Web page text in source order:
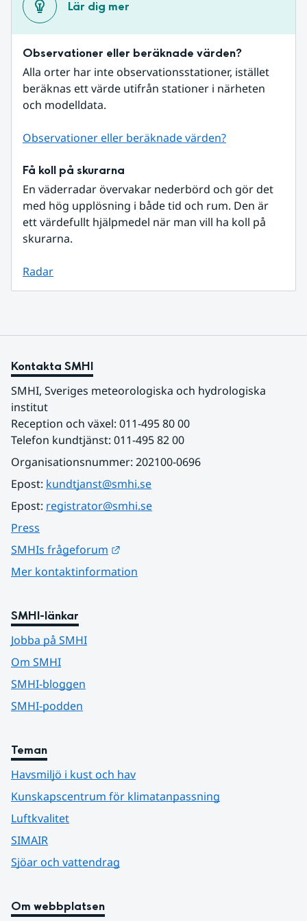
Lär dig mer
Observationer eller beräknade värden?
Alla orter har inte observationsstationer, istället
beräknas ett värde utifrån stationer i närheten
och modelldata.
Observationer eller beräknade värden?
Få koll på skurarna
En väderradar övervakar nederbörd och gör det
med hög upplösning i både tid och rum. Den är
ett värdefullt hjälpmedel när man vill ha koll på
skurarna.
Radar
Kontakta SMHI
SMHI, Sveriges meteorologiska och hydrologiska
institut
Reception och växel: 011-495 80 00
Telefon kundtjänst: 011-495 82 00
Organisationsnummer: 202100-0696
Epost: kundtjanst@smhi.se
Epost: registrator@smhi.se
Press
SMHIs frågeforum
Mer kontaktinformation
SMHI-länkar
Jobba på SMHI
Om SMHI
SMHI-bloggen
SMHI-podden
Teman
Havsmiljö i kust och hav
Kunskapscentrum för klimatanpassning
Luftkvalitet
SIMAIR
Sjöar och vattendrag
Om webbplatsen